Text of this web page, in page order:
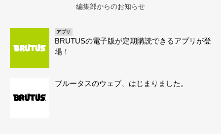
編集部からのお知らせ
アプリ
BRUTUSの電子版が定期購読できるアプリが登
場！
ブルータスのウェブ、はじまりました。